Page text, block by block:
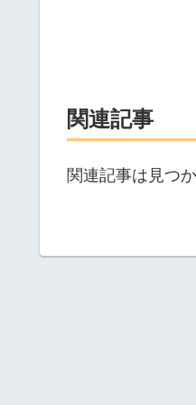
関連記事
関連記事は見つ